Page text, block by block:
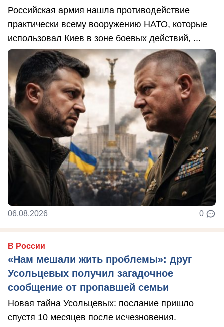
Российская армия нашла противодействие
практически всему вооружению НАТО, которые
использовал Киев в зоне боевых действий, ...
06.08.2026 0
В России
«Нам мешали жить проблемы»: друг
Усольцевых получил загадочное
сообщение от пропавшей семьи
Новая тайна Усольцевых: послание пришло
спустя 10 месяцев после исчезновения.